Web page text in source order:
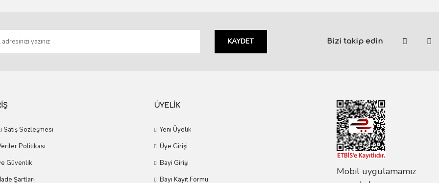
KAYDET Bizi takip edin
Satış Sözleşmesi
Politikası
Güvenlik
Şartları
ÜYELİK
Yeni Üyelik
Üye Girişi
Bayi Girişi
Bayi Kayıt Formu
Mobil uygulamamız